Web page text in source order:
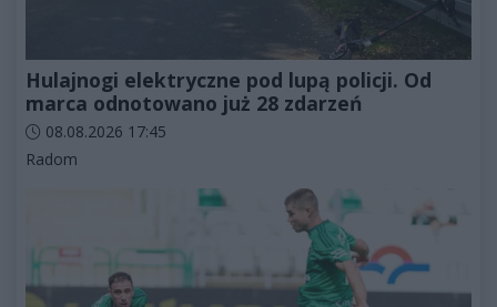
Hulajnogi elektryczne pod lupą policji. Od
marca odnotowano już 28 zdarzeń
Data dodania artykułu:
08.08.2026 17:45
Kategorie artykułu:
Radom